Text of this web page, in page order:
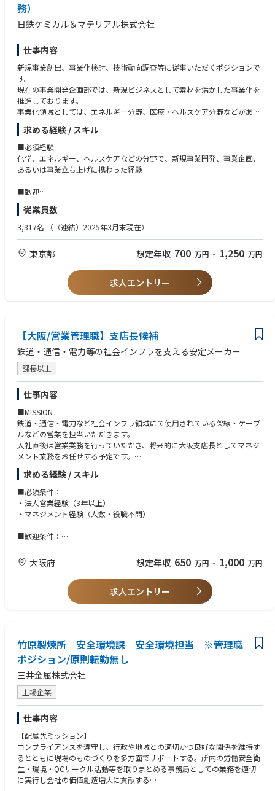
務）
日鉄ケミカル＆マテリアル株式会社
仕事内容
新規事業創出、事業化検討、技術動向調査等に従事いただくポジションで
す。
現在の事業開発企画部では、新規ビジネスとして素材を活かした事業化を
推進しております。
事業化領域としては、エネルギー分野、医療・ヘルスケア分野などがあ
り、鋭意推進中です。
求める経験 / スキル
■必須経験
化学、エネルギー、ヘルスケアなどの分野で、新規事業開発、事業企画、
あるいは事業立ち上げに携わった経験
■歓迎
海外経験あるいはそれに相当する実務経験があること。また営業経験があ
るとさらに望ましい。
従業員数
3,317名 （（連結）2025年3月末現在）
東京都 想定年収 700 万円 ~ 1,250 万円
求人エントリー
【大阪/営業管理職】支店長候補
鉄道・通信・電力等の社会インフラを支える安定メーカー
課長以上
仕事内容
■MISSION
鉄道・通信・電力など社会インフラ領域にて使用されている架線・ケーブ
ルなどの営業を担当いただきます。
入社直後は営業業務を行っていただき、将来的に大阪支店長としてマネジ
メント業務をお任せする予定です。
■業務内容
・担当顧客のご要望をヒアリング
・素材を選定し具体的製品を提案
・製造部門や外注先に製造を依頼
・営業部員のマネジメント
◎工事会社、資材調達会社、電材商社などが主な顧客となります。
大阪支店の営業部は約5名の組織です。
営業、技術、生産、物流、貿易、品質など、社内外の関係者と連携しなが
求める経験 / スキル
■必須条件：
・法人営業経験（3年以上）
・マネジメント経験（人数・役職不問）
■歓迎条件：
・インフラ／設備／製造業での営業経験
・商社、装置メーカー、プラント業界での営業経験
・顧客要望に応じたカスタマイズ製品の営業経験
■求める人物像
・不確実な状況でも、自ら考え行動できる方
大阪府 想定年収 650 万円 ~ 1,000 万円
求人エントリー
竹原製煉所 安全環境課 安全環境担当 ※管理職
ポジション/原則転勤無し
三井金属株式会社
上場企業
仕事内容
【配属先ミッション】
コンプライアンスを遵守し、行政や地域との適切かつ良好な関係を維持す
るとともに現場のものづくりを多方面でサポートする。所内の労働安全衛
生・環境・QCサークル活動等を取りまとめる事務局としての業務を適切
に実行し会社の価値創造増大に貢献する